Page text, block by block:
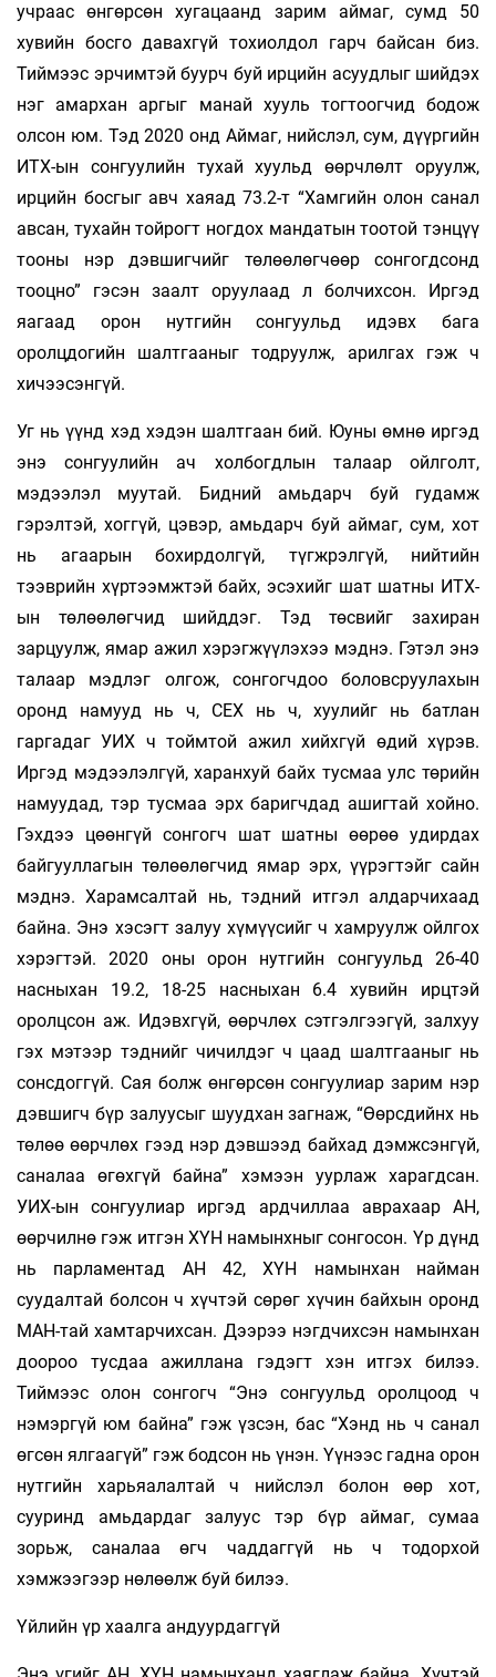
учраас өнгөрсөн хугацаанд зарим аймаг, сумд 50
хувийн босго давахгүй тохиолдол гарч байсан биз.
Тиймээс эрчимтэй буурч буй ирцийн асуудлыг шийдэх
нэг амархан аргыг манай хууль тогтоогчид бодож
олсон юм. Тэд 2020 онд Аймаг, нийслэл, сум, дүүргийн
ИТХ-ын сонгуулийн тухай хуульд өөрчлөлт оруулж,
ирцийн босгыг авч хаяад 73.2-т “Хамгийн олон санал
авсан, тухайн тойрогт ногдох мандатын тоотой тэнцүү
тооны нэр дэвшигчийг төлөөлөгчөөр сонгогдсонд
тооцно” гэсэн заалт оруулаад л болчихсон. Иргэд
яагаад орон нутгийн сонгуульд идэвх бага
оролцдогийн шалтгааныг тодруулж, арилгах гэж ч
хичээсэнгүй.
Уг нь үүнд хэд хэдэн шалтгаан бий. Юуны өмнө иргэд
энэ сонгуулийн ач холбогдлын талаар ойлголт,
мэдээлэл муутай. Бидний амьдарч буй гудамж
гэрэлтэй, хоггүй, цэвэр, амьдарч буй аймаг, сум, хот
нь агаарын бохирдолгүй, түгжрэлгүй, нийтийн
тээврийн хүртээмжтэй байх, эсэхийг шат шатны ИТХ-
ын төлөөлөгчид шийддэг. Тэд төсвийг захиран
зарцуулж, ямар ажил хэрэгжүүлэхээ мэднэ. Гэтэл энэ
талаар мэдлэг олгож, сонгогчдоо боловсруулахын
оронд намууд нь ч, СЕХ нь ч, хуулийг нь батлан
гаргадаг УИХ ч тоймтой ажил хийхгүй өдий хүрэв.
Иргэд мэдээлэлгүй, харанхуй байх тусмаа улс төрийн
намуудад, тэр тусмаа эрх баригчдад ашигтай хойно.
Гэхдээ цөөнгүй сонгогч шат шатны өөрөө удирдах
байгууллагын төлөөлөгчид ямар эрх, үүрэгтэйг сайн
мэднэ. Харамсалтай нь, тэдний итгэл алдарчихаад
байна. Энэ хэсэгт залуу хүмүүсийг ч хамруулж ойлгох
хэрэгтэй. 2020 оны орон нутгийн сонгуульд 26-40
насныхан 19.2, 18-25 насныхан 6.4 хувийн ирцтэй
оролцсон аж. Идэвхгүй, өөрчлөх сэтгэлгээгүй, залхуу
гэх мэтээр тэднийг чичилдэг ч цаад шалтгааныг нь
сонсдоггүй. Сая болж өнгөрсөн сонгуулиар зарим нэр
дэвшигч бүр залуусыг шуудхан загнаж, “Өөрсдийнх нь
төлөө өөрчлөх гээд нэр дэвшээд байхад дэмжсэнгүй,
саналаа өгөхгүй байна” хэмээн уурлаж харагдсан.
УИХ-ын сонгуулиар иргэд ардчиллаа аврахаар АН,
өөрчилнө гэж итгэн ХҮН намынхныг сонгосон. Үр дүнд
нь парламентад АН 42, ХҮН намынхан найман
суудалтай болсон ч хүчтэй сөрөг хүчин байхын оронд
МАН-тай хамтарчихсан. Дээрээ нэгдчихсэн намынхан
доороо тусдаа ажиллана гэдэгт хэн итгэх билээ.
Тиймээс олон сонгогч “Энэ сонгуульд оролцоод ч
нэмэргүй юм байна” гэж үзсэн, бас “Хэнд нь ч санал
өгсөн ялгаагүй” гэж бодсон нь үнэн. Үүнээс гадна орон
нутгийн харьяалалтай ч нийслэл болон өөр хот,
сууринд амьдардаг залуус тэр бүр аймаг, сумаа
зорьж, саналаа өгч чаддаггүй нь ч тодорхой
хэмжээгээр нөлөөлж буй билээ.
Үйлийн үр хаалга андуурдаггүй